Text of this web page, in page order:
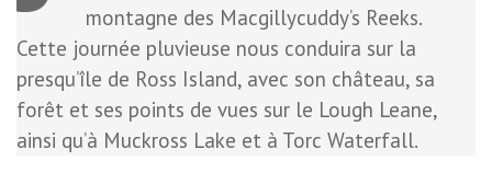
montagne des Macgillycuddy’s Reeks.
Cette journée pluvieuse nous conduira sur la
presqu’île de Ross Island, avec son château, sa
forêt et ses points de vues sur le Lough Leane,
ainsi qu’à Muckross Lake et à Torc Waterfall.